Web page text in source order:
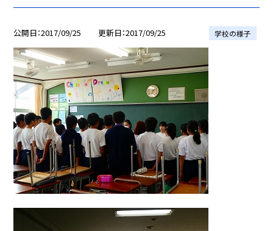
公開日 2017/09/25 更新日 2017/09/25 学校の様子